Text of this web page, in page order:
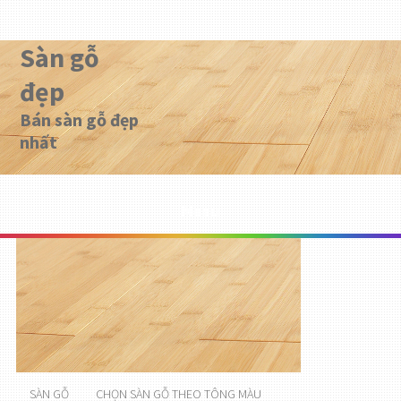
Sàn gỗ
đẹp
Bán sàn gỗ đẹp
nhất
SÀN GỖ CHỌN SÀN GỖ THEO TÔNG MÀU